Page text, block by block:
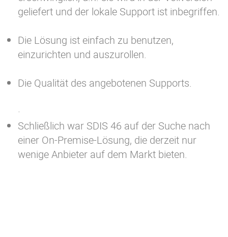
geliefert und der lokale Support ist inbegriffen.
Die Lösung ist einfach zu benutzen,
einzurichten und auszurollen.
Die Qualität des angebotenen Supports.
·
Schließlich war SDIS 46 auf der Suche nach
einer On-Premise-Lösung, die derzeit nur
wenige Anbieter auf dem Markt bieten.